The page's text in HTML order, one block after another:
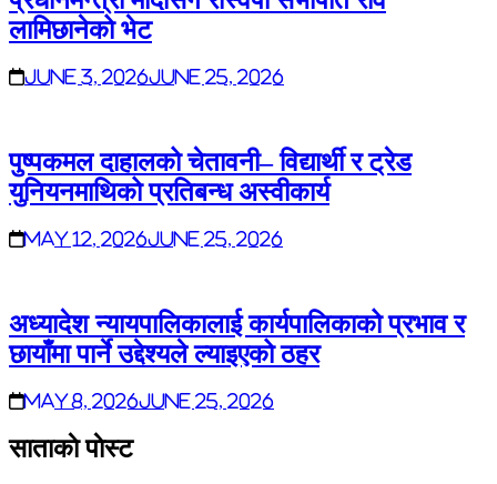
लामिछानेको भेट
June 3, 2026June 25, 2026
पुष्पकमल दाहालको चेतावनी– विद्यार्थी र ट्रेड
युनियनमाथिको प्रतिबन्ध अस्वीकार्य
May 12, 2026June 25, 2026
अध्यादेश न्यायपालिकालाई कार्यपालिकाको प्रभाव र
छायाँमा पार्ने उद्देश्यले ल्याइएको ठहर
May 8, 2026June 25, 2026
साताकाे पाेस्ट